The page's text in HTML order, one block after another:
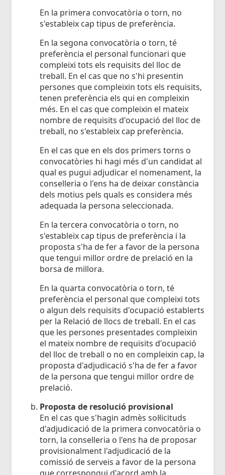
En la primera convocatòria o torn, no
s'estableix cap tipus de preferència.
En la segona convocatòria o torn, té
preferència el personal funcionari que
compleixi tots els requisits del lloc de
treball. En el cas que no s'hi presentin
persones que compleixin tots els requisits,
tenen preferència els qui en compleixin
més. En el cas que compleixin el mateix
nombre de requisits d'ocupació del lloc de
treball, no s'estableix cap preferència.
En el cas que en els dos primers torns o
convocatòries hi hagi més d'un candidat al
qual es pugui adjudicar el nomenament, la
conselleria o l'ens ha de deixar constància
dels motius pels quals es considera més
adequada la persona seleccionada.
En la tercera convocatòria o torn, no
s'estableix cap tipus de preferència i la
proposta s'ha de fer a favor de la persona
que tengui millor ordre de prelació en la
borsa de millora.
En la quarta convocatòria o torn, té
preferència el personal que compleixi tots
o algun dels requisits d'ocupació establerts
per la Relació de llocs de treball. En el cas
que les persones presentades compleixin
el mateix nombre de requisits d'ocupació
del lloc de treball o no en compleixin cap, la
proposta d'adjudicació s'ha de fer a favor
de la persona que tengui millor ordre de
prelació.
Proposta de resolució provisional
En el cas que s'hagin admès sol·licituds
d'adjudicació de la primera convocatòria o
torn, la conselleria o l'ens ha de proposar
provisionalment l'adjudicació de la
comissió de serveis a favor de la persona